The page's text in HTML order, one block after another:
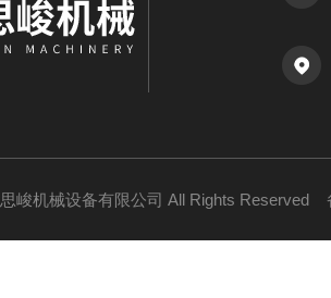
峻机械设备有限公司 All Rights Reserved